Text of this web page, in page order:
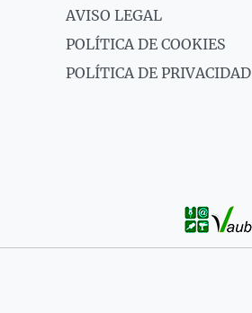
AVISO LEGAL
POLÍTICA DE COOKIES
POLÍTICA DE PRIVACIDAD